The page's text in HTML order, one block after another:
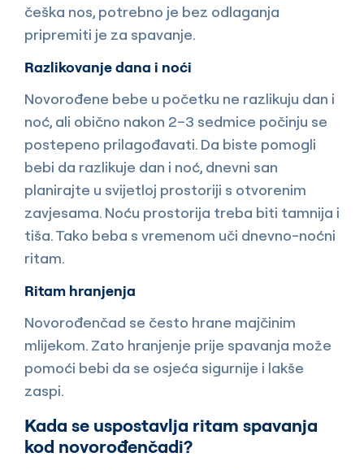
češka nos, potrebno je bez odlaganja
pripremiti je za spavanje.
Razlikovanje dana i noći
Novorođene bebe u početku ne razlikuju dan i
noć, ali obično nakon 2–3 sedmice počinju se
postepeno prilagođavati. Da biste pomogli
bebi da razlikuje dan i noć, dnevni san
planirajte u svijetloj prostoriji s otvorenim
zavjesama. Noću prostorija treba biti tamnija i
tiša. Tako beba s vremenom uči dnevno-noćni
ritam.
Ritam hranjenja
Novorođenčad se često hrane majčinim
mlijekom. Zato hranjenje prije spavanja može
pomoći bebi da se osjeća sigurnije i lakše
zaspi.
Kada se uspostavlja ritam spavanja
kod novorođenčadi?